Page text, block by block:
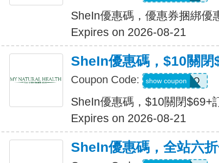
SheIn優惠碼，優惠券捆綁優
Expires on 2026-08-21
SheIn優惠碼，$10關閉
Coupon Code: HELLO
show coupon
SheIn優惠碼，$10關閉$69+
Expires on 2026-08-21
SheIn優惠碼，全站六